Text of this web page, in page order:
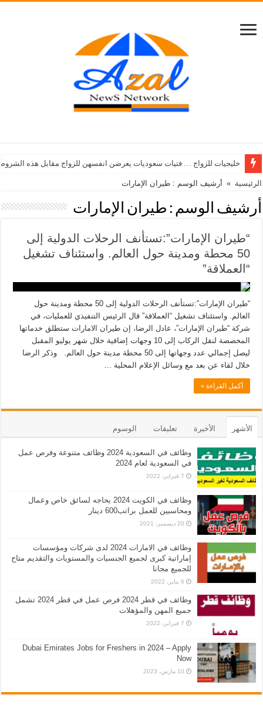
خليجيات للزواج … فتيات سعوديات يعرضن انفسهن للزواج مقابل هذه
الرئيسية » أرشيف الوسم : طيران الإمارات
أرشيف الوسم : طيران الإمارات
“طيران الإمارات”:تستأنف الرحلات الدولية إلى
50 محطة ومدينة حول العالم. واستئناف تشغيل
“العملاقة”
“طيران الإمارات”:تستأنف الرحلات الدولية إلى 50 محطة ومدينة حول
العالم. واستئناف تشغيل “العملاقة” قال الرئيس التنفيذي للعمليات، في
شركة “طيران الإمارات”، عادل الرضا، إن طيران الامارات ستطلق خدماتها
المخصصة لنقل الركاب إلى 10 وجهات إضافية خلال شهر يوليو المقبل
ليصل إجمالي عدد وجهاتها إلى 50 محطة مدينة حول العالم. وذكر الرضا
خلال لقاء عن بعد مع وسائل الإعلام المحلية …
أكمل القراءة »
الأشهر الأخيرة تعليقات الوسوم
وظائف في السعودية 2024 وظائف متنوعة وفرص عمل
في السعودية لعام 2024
7 فبراير، 2022
وظائف في الكويت 2024 بحاجه لسائق خاص وعمال
ومحاسبين للعمل براتب600 دينار
20 ديسمبر، 2021
وظائف في الامارات 2024 لدى شركات ومؤسسات
إماراتية كبرى لجميع الجنسيات والمستويات والتقديم متاح
للجميع مجانا
6 يناير، 2022
وظائف في قطر 2024 فرص عمل في قطر 2024 تشمل
جميع المهن والمؤهلات
7 فبراير، 2022
Dubai Emirates Jobs for Freshers in 2024 – Apply
Now
10 مارس، 2023